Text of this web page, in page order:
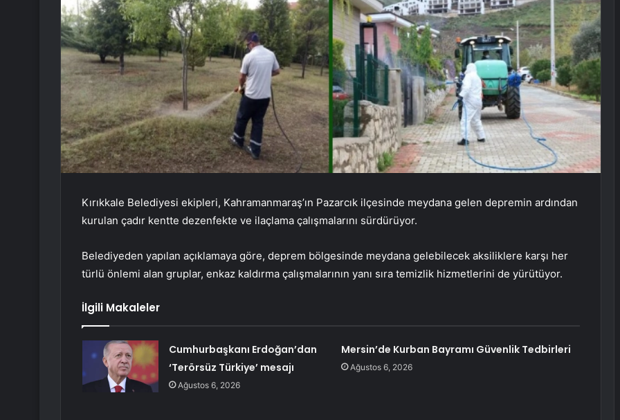
Kırıkkale Belediyesi ekipleri, Kahramanmaraş’ın Pazarcık ilçesinde meydana gelen depremin ardından
kurulan çadır kentte dezenfekte ve ilaçlama çalışmalarını sürdürüyor.
Belediyeden yapılan açıklamaya göre, deprem bölgesinde meydana gelebilecek aksiliklere karşı her
türlü önlemi alan gruplar, enkaz kaldırma çalışmalarının yanı sıra temizlik hizmetlerini de yürütüyor.
İlgili Makaleler
Cumhurbaşkanı Erdoğan’dan
‘Terörsüz Türkiye’ mesajı
Ağustos 6, 2026
Mersin’de Kurban Bayramı Güvenlik Tedbirleri
Ağustos 6, 2026